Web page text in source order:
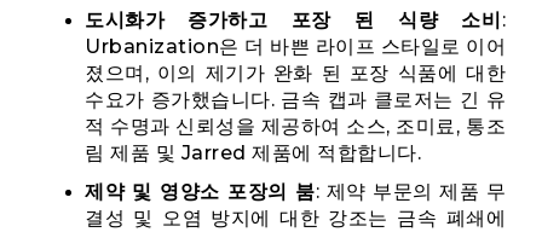
도시화가 증가하고 포장 된 식량 소비 :
Urbanization은 더 바쁜 라이프 스타일로 이어
졌으며, 이의 제기가 완화 된 포장 식품에 대한
수요가 증가했습니다. 금속 캡과 클로저는 긴 유
적 수명과 신뢰성을 제공하여 소스, 조미료, 통조
림 제품 및 Jarred 제품에 적합합니다.
제약 및 영양소 포장의 붐: 제약 부문의 제품 무
결성 및 오염 방지에 대한 강조는 금속 폐쇄에